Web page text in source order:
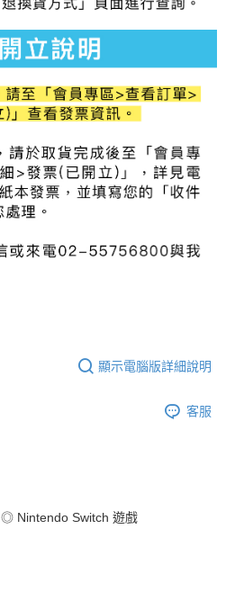
顯示電腦版詳細說明
客服
◎ Nintendo Switch 遊戲